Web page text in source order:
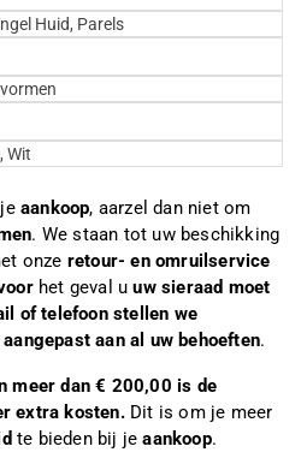
Huid, Parels
Wit
jeaankoop, aarzel dan niet om
. We staan tot uw beschikking
onze retour- en omruilservice
het geval uuw sieraad moet
of telefoon stellen we
aan al uw behoeften.
meer dan € 200,00 is de
extra kosten.Dit is om je meer
te bieden bij jeaankoop.